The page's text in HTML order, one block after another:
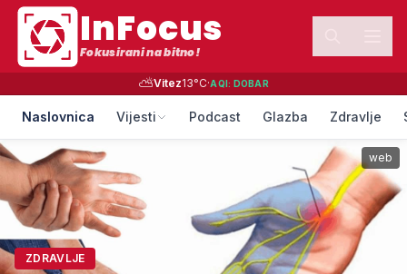
InFocus
Fokusirani na bitno!
⛅Vitez13°C·AQI: DOBAR
Naslovnica Vijesti Podcast Glazba Zdravlje
ZDRAVLJE
web